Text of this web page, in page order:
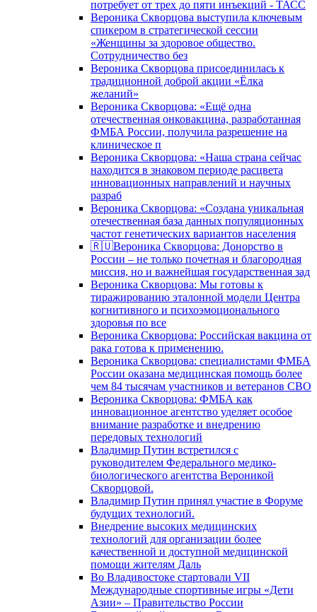
потребует от трех до пяти инъекций - ТАСС
Вероника Скворцова выступила ключевым
спикером в стратегической сессии
«Женщины за здоровое общество.
Сотрудничество без
Вероника Скворцова присоединилась к
традиционной доброй акции «Ёлка
желаний»
Вероника Скворцова: «Ещё одна
отечественная онковакцина, разработанная
ФМБА России, получила разрешение на
клиническое п
Вероника Скворцова: «Наша страна сейчас
находится в знаковом периоде расцвета
инновационных направлений и научных
разраб
Вероника Скворцова: «Создана уникальная
отечественная база данных популяционных
частот генетических вариантов населения
🇷🇺Вероника Скворцова: Донорство в
России – не только почетная и благородная
миссия, но и важнейшая государственная зад
Вероника Скворцова: Мы готовы к
тиражированию эталонной модели Центра
когнитивного и психоэмоционального
здоровья по все
Вероника Скворцова: Российская вакцина от
рака готова к применению.
Вероника Скворцова: специалистами ФМБА
России оказана медицинская помощь более
чем 84 тысячам участников и ветеранов СВО
Вероника Скворцова: ФМБА как
инновационное агентство уделяет особое
внимание разработке и внедрению
передовых технологий
Владимир Путин встретился с
руководителем Федерального медико-
биологического агентства Вероникой
Скворцовой.
Владимир Путин принял участие в Форуме
будущих технологий.
Внедрение высоких медицинских
технологий для организации более
качественной и доступной медицинской
помощи жителям Даль
Во Владивостоке стартовали VII
Международные спортивные игры «Дети
Азии» – Правительство России